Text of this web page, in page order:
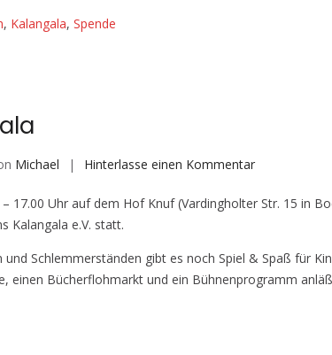
, Kalangala, Spende
Michael Hinterlasse einen Kommentarauf
Markt
17.00 Uhr auf dem Hof Knuf (Vardingholter Str. 15 in
Kalangala e.V. statt.
Schlemmerständen gibt es noch Spiel & Spaß für
einen Bücherflohmarkt und ein Bühnenprogramm